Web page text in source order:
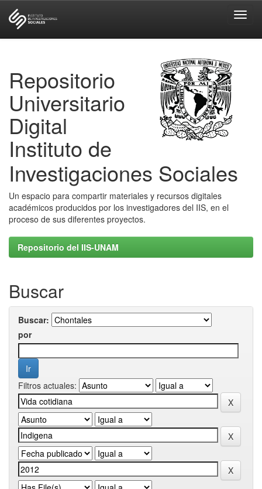
Repositorio
Universitario
Digital
Instituto de
Investigaciones Sociales
Un espacio para compartir materiales y recursos digitales
académicos producidos por los investigadores del IIS, en el
proceso de sus diferentes proyectos.
Repositorio del IIS-UNAM
Buscar
Buscar:
por
Filtros actuales: